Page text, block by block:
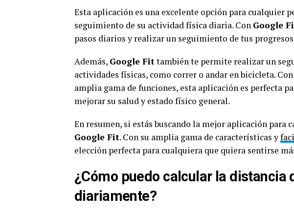
Esta aplicación es una excelente opción para cualquier
seguimiento de su actividad física diaria. Con Google
pasos diarios y realizar un seguimiento de tus
Además, Google Fittambién te permite realizar un
actividades físicas, como correr o andar en bicicleta.
amplia gama de funciones, esta aplicación es perfecta
mejorar su salud y estado físico general.
En resumen, si estás buscando la mejor aplicación para
Google Fit. Con su amplia gama de características y
elección perfecta para cualquiera que quiera sentirse
¿Cómo puedo calcular la distancia
diariamente?